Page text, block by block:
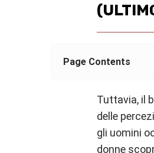
Page Contents
Tuttavia, il
delle
gli uomini
donne